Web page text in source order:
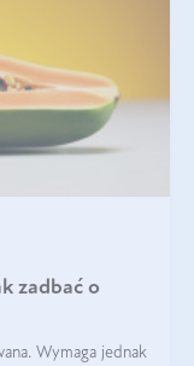
zadbać o
Wymaga jednak